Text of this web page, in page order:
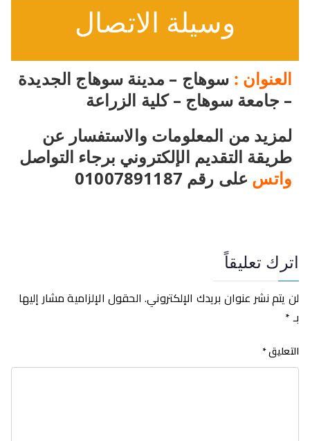
وسيلة الاتصال
العنوان : سوهاج – مدينة سوهاج الجديدة
– جامعة سوهاج – كلية الزراعة
لمزيد من المعلومات والاستفسار عن
طريقة التقديم الإلكتروني برجاء التواصل
واتس على رقم 01007891187
اترك تعليقاً
لن يتم نشر عنوان بريدك الإلكتروني. الحقول الإلزامية مشار إليها
بـ*
التعليق*